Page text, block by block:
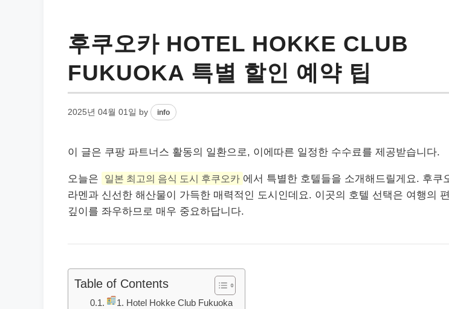
후쿠오카 HOTEL HOKKE CLUB
FUKUOKA 특별 할인 예약 팁
2025년 04월 01일 by info
이 글은 쿠팡 파트너스 활동의 일환으로, 이에따른 일정한 수수료를 제공받습니다.
오늘은 일본 최고의 음식 도시 후쿠오카 에서 특별한 호텔들을 소개해드릴게요. 후쿠
라멘과 신선한 해산물이 가득한 매력적인 도시인데요. 이곳의 호텔 선택은 여행의
깊이를 좌우하므로 매우 중요하답니다.
Table of Contents
1. Hotel Hokke Club Fukuoka